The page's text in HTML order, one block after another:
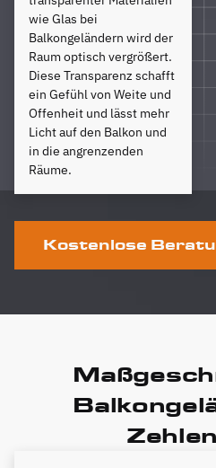
wie Glas bei
Balkongeländern wird der
Raum optisch vergrößert.
Diese Transparenz schafft
ein Gefühl von Weite und
Offenheit und lässt mehr
Licht auf den Balkon und
in die angrenzenden
Räume.
Kostenlose